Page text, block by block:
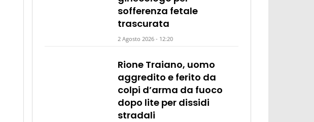
sofferenza fetale
trascurata
2 Agosto 2026 - 12:20
Rione Traiano, uomo
aggredito e ferito da
colpi d’arma da fuoco
dopo lite per dissidi
stradali